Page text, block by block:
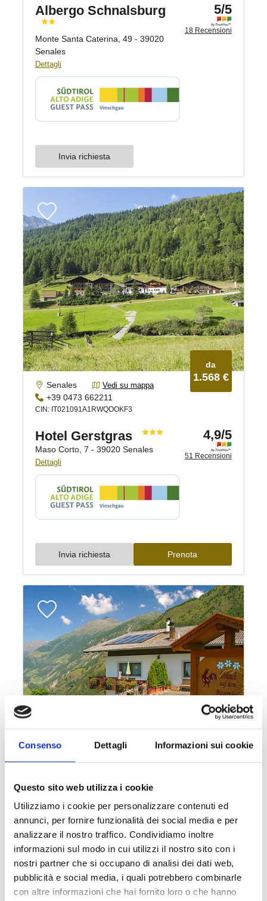
Consenso Dettagli Informazioni sui cookie
Questo sito web utilizza i cookie
Utilizziamo i cookie per personalizzare contenuti ed
annunci, per fornire funzionalità dei social media e per
analizzare il nostro traffico. Condividiamo inoltre
informazioni sul modo in cui utilizzi il nostro sito con i
nostri partner che si occupano di analisi dei dati web,
pubblicità e social media, i quali potrebbero combinarle
con altre informazioni che hai fornito loro o che hanno